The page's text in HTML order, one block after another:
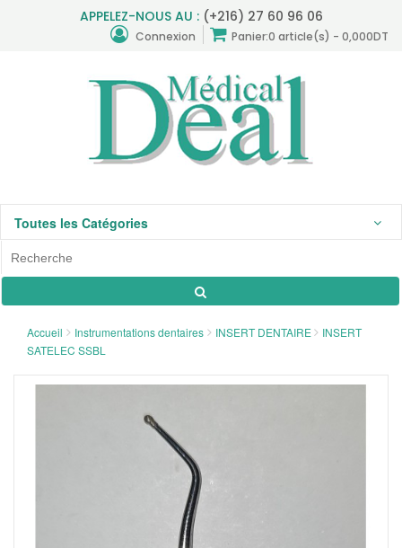
APPELEZ-NOUS AU : (+216) 27 60 96 06
Connexion Panier:0 article(s) - 0,000DT
Toutes les Catégories
Accueil Instrumentations dentaires INSERT DENTAIRE
INSERT
SATELEC SSBL